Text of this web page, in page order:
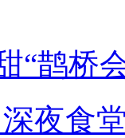
“鹊桥
夜食